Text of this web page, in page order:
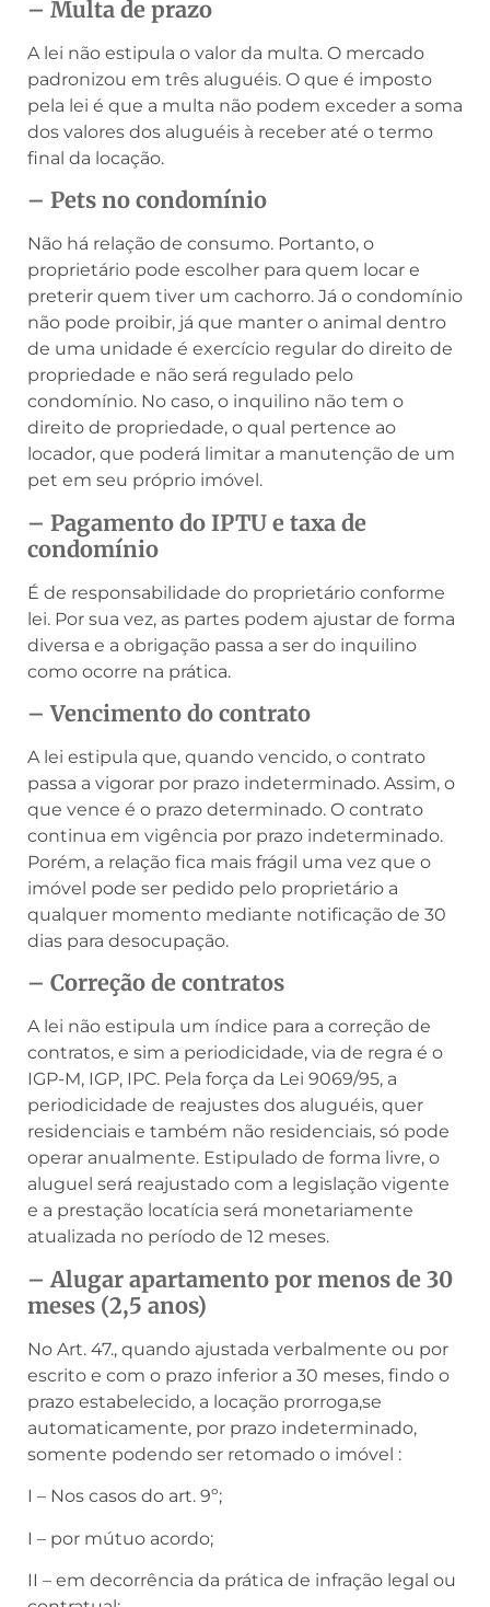
– Multa de prazo
A lei não estipula o valor da multa. O mercado
padronizou em três aluguéis. O que é imposto
pela lei é que a multa não podem exceder a soma
dos valores dos aluguéis à receber até o termo
final da locação.
– Pets no condomínio
Não há relação de consumo. Portanto, o
proprietário pode escolher para quem locar e
preterir quem tiver um cachorro. Já o condomínio
não pode proibir, já que manter o animal dentro
de uma unidade é exercício regular do direito de
propriedade e não será regulado pelo
condomínio. No caso, o inquilino não tem o
direito de propriedade, o qual pertence ao
locador, que poderá limitar a manutenção de um
pet em seu próprio imóvel.
– Pagamento do IPTU e taxa de
condomínio
É de responsabilidade do proprietário conforme
lei. Por sua vez, as partes podem ajustar de forma
diversa e a obrigação passa a ser do inquilino
como ocorre na prática.
– Vencimento do contrato
A lei estipula que, quando vencido, o contrato
passa a vigorar por prazo indeterminado. Assim, o
que vence é o prazo determinado. O contrato
continua em vigência por prazo indeterminado.
Porém, a relação fica mais frágil uma vez que o
imóvel pode ser pedido pelo proprietário a
qualquer momento mediante notificação de 30
dias para desocupação.
– Correção de contratos
A lei não estipula um índice para a correção de
contratos, e sim a periodicidade, via de regra é o
IGP-M, IGP, IPC. Pela força da Lei 9069/95, a
periodicidade de reajustes dos aluguéis, quer
residenciais e também não residenciais, só pode
operar anualmente. Estipulado de forma livre, o
aluguel será reajustado com a legislação vigente
e a prestação locatícia será monetariamente
atualizada no período de 12 meses.
– Alugar apartamento por menos de 30
meses (2,5 anos)
No Art. 47., quando ajustada verbalmente ou por
escrito e com o prazo inferior a 30 meses, findo o
prazo estabelecido, a locação prorroga,se
automaticamente, por prazo indeterminado,
somente podendo ser retomado o imóvel :
I – Nos casos do art. 9º;
I – por mútuo acordo;
II – em decorrência da prática de infração legal ou